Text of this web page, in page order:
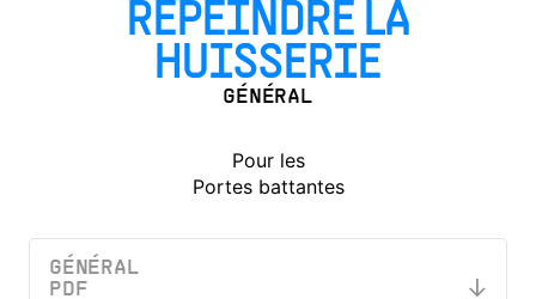
REPEINDRE LA
HUISSERIE
GÉNÉRAL
Pour les
Portes battantes
GÉNÉRAL
PDF